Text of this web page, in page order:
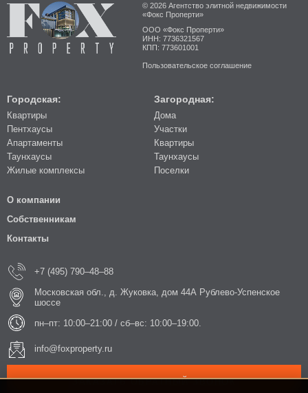
© 2026 Агентство элитной недвижимости
«Фокс Проперти»
ООО «Фокс Проперти»
ИНН: 7736321567
КПП: 773601001
Пользовательское соглашение
Городская:
Квартиры
Пентхаусы
Апартаменты
Таунхаусы
Жилые комплексы
Загородная:
Дома
Участки
Квартиры
Таунхаусы
Поселки
О компании
Собственникам
Контакты
+7 (495) 790–48–88
Московская обл., д. Жуковка, дом 44А Рублево-Успенское
шоссе
пн–пт: 10:00–21:00 / сб–вс: 10:00–19:00.
info@foxproperty.ru
ЗАКАЗАТЬ ОБРАТНЫЙ ЗВОНОК